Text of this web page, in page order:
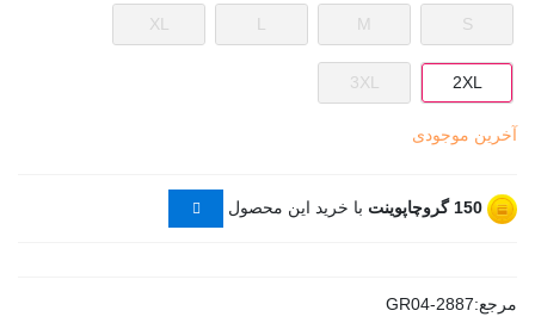
S
M
L
XL
2XL
3XL
آخرین موجودی
150 گروچاپوینت با خرید این محصول
مرجع:GR04-2887